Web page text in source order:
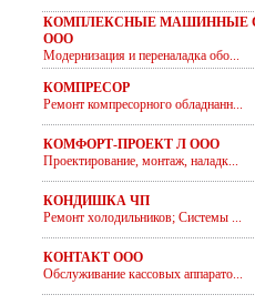
КОМПЛЕКСНЫЕ МАШИННЫЕ
ООО
Модернизация и переналадка обо...
КОМПРЕСОР
Ремонт компресорного обладнанн...
КОМФОРТ-ПРОЕКТ Л ООО
Проектирование, монтаж, наладк...
КОНДИШКА ЧП
Ремонт холодильников; Системы ...
КОНТАКТ ООО
Обслуживание кассовых аппарато...